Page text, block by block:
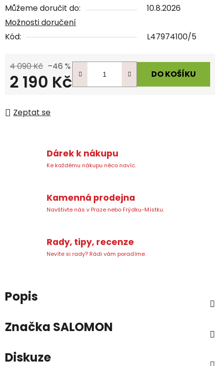
Můžeme doručit do:
10.8.2026
Možnosti doručení
Kód:
L47974100/5
4 090 Kč –46 %
2 190 Kč DO KOŠÍKU
Zeptat se
Dárek k nákupu
Ke každému nákupu něco navíc.
Kamenná prodejna
Navštivte nás v Praze nebo Frýdku-Místku.
Rady, tipy, recenze
Nevíte si rady? Rádi vám poradíme.
Popis
Značka SALOMON
Diskuze